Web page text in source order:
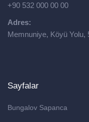
+90 532 000 00 00
Adres:
Memnuniye, Köyü Yolu,
Sayfalar
Bungalov Sapanca